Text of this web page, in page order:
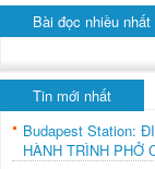
Bài đọc nhiều nhất
Tin mới nhất
Budapest Station:
HÀNH TRÌNH PHỞ